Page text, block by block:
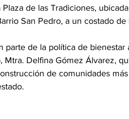
de las Tradiciones,
San Pedro, a un costado
parte de la política de
Mtra. Delfina Gómez Álvarez,
de comunidades